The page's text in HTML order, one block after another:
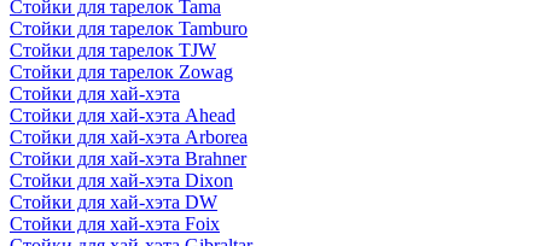
Стойки для тарелок Tama
Стойки для тарелок Tamburo
Стойки для тарелок TJW
Стойки для тарелок Zowag
Стойки для хай-хэта
Стойки для хай-хэта Ahead
Стойки для хай-хэта Arborea
Стойки для хай-хэта Brahner
Стойки для хай-хэта Dixon
Стойки для хай-хэта DW
Стойки для хай-хэта Foix